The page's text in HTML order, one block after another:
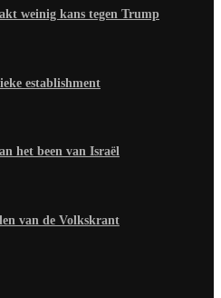
weinig kans tegen Trump
establishment
het been van Israël
van de Volkskrant